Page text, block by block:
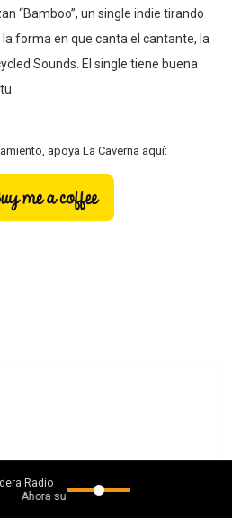
“Bamboo”, un single indie tirando
forma en que canta el cantante, la
Sounds. El single tiene buena
apoya La Caverna aquí:
Radio
Ahora suena